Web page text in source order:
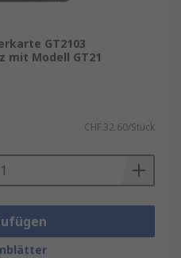
GT2103
mit Modell GT21
CHF.32.60/Stück